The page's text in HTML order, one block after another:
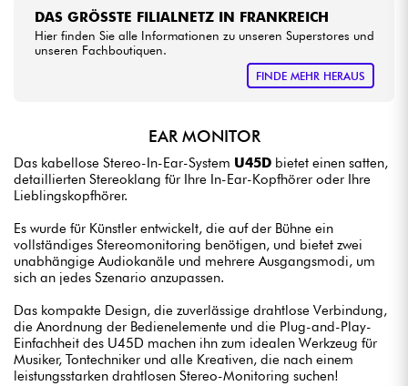
DAS GRÖSSTE FILIALNETZ IN FRANKREICH
Hier finden Sie alle Informationen zu unseren Superstores und
unseren Fachboutiquen.
FINDE MEHR HERAUS
EAR MONITOR
Das kabellose Stereo-In-Ear-System U45D bietet einen satten,
detaillierten Stereoklang für Ihre In-Ear-Kopfhörer oder Ihre
Lieblingskopfhörer.
Es wurde für Künstler entwickelt, die auf der Bühne ein
vollständiges Stereomonitoring benötigen, und bietet zwei
unabhängige Audiokanäle und mehrere Ausgangsmodi, um
sich an jedes Szenario anzupassen.
Das kompakte Design, die zuverlässige drahtlose Verbindung,
die Anordnung der Bedienelemente und die Plug-and-Play-
Einfachheit des U45D machen ihn zum idealen Werkzeug für
Musiker, Tontechniker und alle Kreativen, die nach einem
leistungsstarken drahtlosen Stereo-Monitoring suchen!